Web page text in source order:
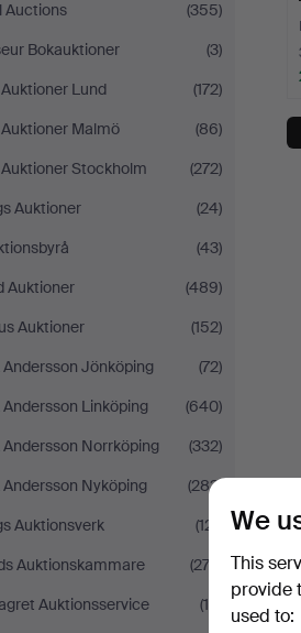
Auctions
(355)
Bokauktioner
(3)
Lund
(172)
Malmö
(86)
Stockholm
(272)
Auktioner
(24)
(43)
Auktioner
(489)
Auktioner
(152)
Jönköping
(72)
Linköping
(640)
Norrköping
(332)
Nyköping
(283)
Auktionsverk
(121)
Auktionskammare
(274)
Auktionsservice
(18)
We
This
provide
used to: